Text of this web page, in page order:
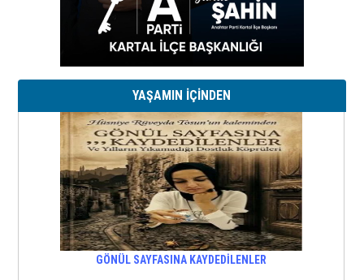
YAŞAMIN İÇİNDEN
GÖNÜL SAYFASINA KAYDEDİLENLER